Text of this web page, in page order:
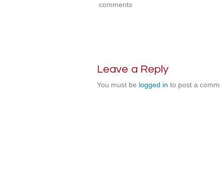
comments
Leave a Reply
You must be logged in to post a